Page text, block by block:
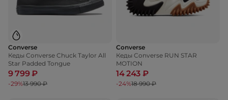
Converse
Кеды Converse Chuck Taylor All
Star Padded Tongue
9 799 ₽
-29%13 990 ₽
Converse
Кеды Converse RUN STAR
MOTION
14 243 ₽
-24%18 990 ₽